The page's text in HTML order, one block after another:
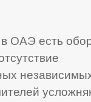
ОАЭ есть